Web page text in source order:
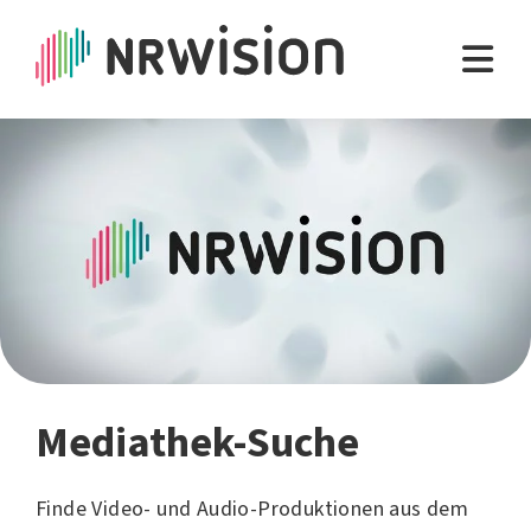
Mediathek-Suche
Finde Video- und Audio-Produktionen aus dem